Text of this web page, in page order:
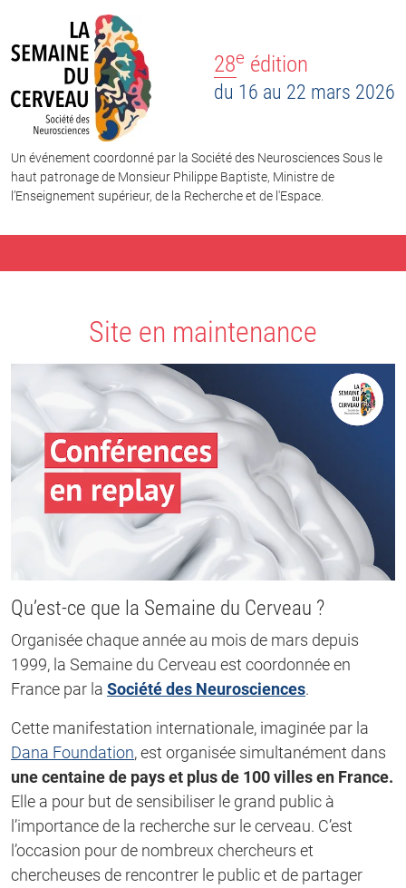
28e édition
du 16 au 22 mars 2026
Un événement coordonné par la Société des Neurosciences Sous le
haut patronage de Monsieur Philippe Baptiste, Ministre de
l’Enseignement supérieur, de la Recherche et de l'Espace.
Site en maintenance
Qu’est-ce que la Semaine du Cerveau ?
Organisée chaque année au mois de mars depuis
1999, la Semaine du Cerveau est coordonnée en
France par la Société des Neurosciences.
Cette manifestation internationale, imaginée par la
Dana Foundation, est organisée simultanément dans
une centaine de pays et plus de 100 villes en France.
Elle a pour but de sensibiliser le grand public à
l’importance de la recherche sur le cerveau. C’est
l’occasion pour de nombreux chercheurs et
chercheuses de rencontrer le public et de partager